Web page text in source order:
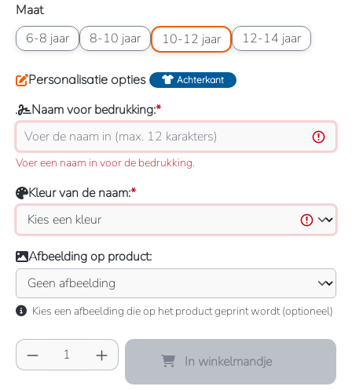
Selecteer
Maat
6-8 jaar
Maatoptie: 6-8 jaar
8-10 jaar
Maatoptie: 8-10 jaar10-12 jaar
Maatoptie: 10-12 jaar12-14 jaar
Maatoptie: 12-14 jaar
Personalisatie opties Achterkant
Naam voor bedrukking:*
Voer een naam in voor de bedrukking.
Kleur van de naam:*
Afbeelding op product:
Kies een afbeelding die op het product geprint wordt (optioneel)
Producthoeveelheid: Voer de gewenste
In winkelmandje